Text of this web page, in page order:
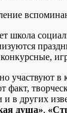
школа
конкурсные,
участвуют в
факт,
в других
душа»,